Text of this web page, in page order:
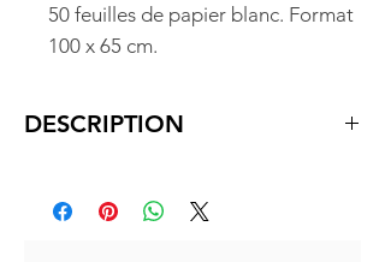
50 feuilles de papier blanc. Format
100 x 65 cm.
DESCRIPTION